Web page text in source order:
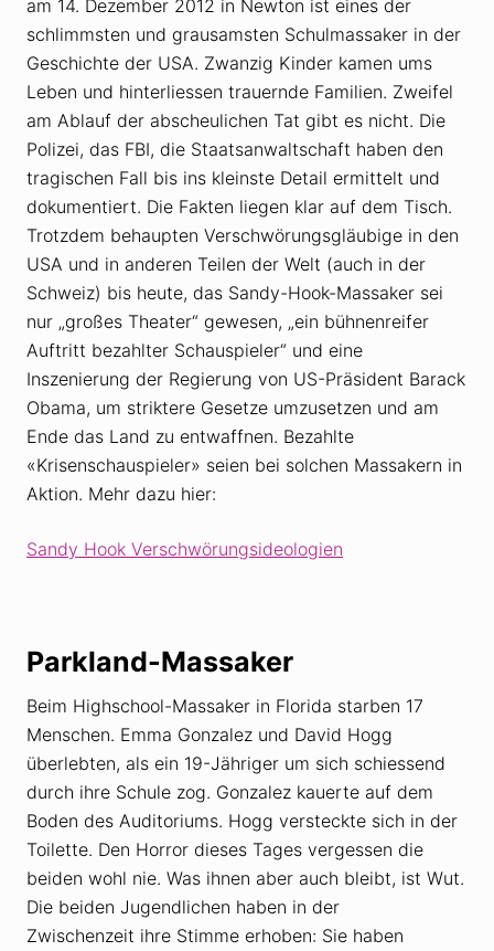
am 14. Dezember 2012 in Newton ist eines der
schlimmsten und grausamsten Schulmassaker in der
Geschichte der USA. Zwanzig Kinder kamen ums
Leben und hinterliessen trauernde Familien. Zweifel
am Ablauf der abscheulichen Tat gibt es nicht. Die
Polizei, das FBI, die Staatsanwaltschaft haben den
tragischen Fall bis ins kleinste Detail ermittelt und
dokumentiert. Die Fakten liegen klar auf dem Tisch.
Trotzdem behaupten Verschwörungsgläubige in den
USA und in anderen Teilen der Welt (auch in der
Schweiz) bis heute, das Sandy-Hook-Massaker sei
nur „großes Theater“ gewesen, „ein bühnenreifer
Auftritt bezahlter Schauspieler“ und eine
Inszenierung der Regierung von US-Präsident Barack
Obama, um striktere Gesetze umzusetzen und am
Ende das Land zu entwaffnen. Bezahlte
«Krisenschauspieler» seien bei solchen Massakern in
Aktion. Mehr dazu hier:
Sandy Hook Verschwörungsideologien
Parkland-Massaker
Beim Highschool-Massaker in Florida starben 17
Menschen. Emma Gonzalez und David Hogg
überlebten, als ein 19-Jähriger um sich schiessend
durch ihre Schule zog. Gonzalez kauerte auf dem
Boden des Auditoriums. Hogg versteckte sich in der
Toilette. Den Horror dieses Tages vergessen die
beiden wohl nie. Was ihnen aber auch bleibt, ist Wut.
Die beiden Jugendlichen haben in der
Zwischenzeit ihre Stimme erhoben: Sie haben